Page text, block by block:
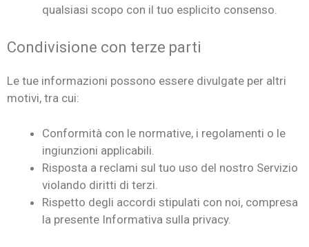
qualsiasi scopo con il tuo esplicito consenso.
Condivisione con terze parti
Le tue informazioni possono essere divulgate per altri
motivi, tra cui:
Conformità con le normative, i regolamenti o le
ingiunzioni applicabili.
Risposta a reclami sul tuo uso del nostro Servizio
violando diritti di terzi.
Rispetto degli accordi stipulati con noi, compresa
la presente Informativa sulla privacy.